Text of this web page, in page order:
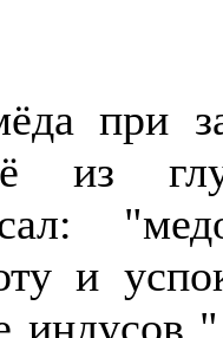
при
из
и
индусов